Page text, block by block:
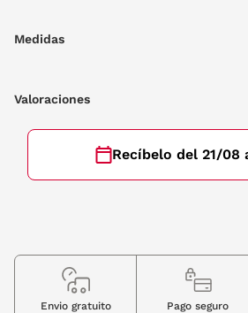
Medidas
Valoraciones
Recíbelo del 21/08
Envio gratuito Pago seguro